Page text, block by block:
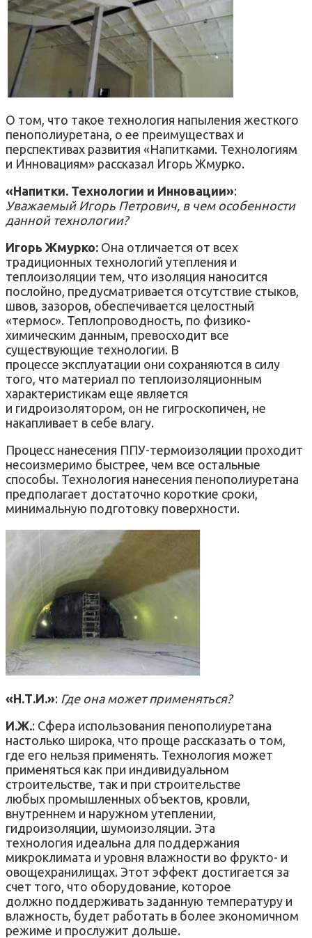
О том, что такое технология напыления жесткого
пенополиуретана, о ее преимуществах и
перспективах развития «Напитками. Технологиям
и Инновациям» рассказал Игорь Жмурко.
«Напитки. Технологии и Инновации»:
Уважаемый Игорь Петрович, в чем особенности
данной технологии?
Игорь Жмурко: Она отличается от всех
традиционных технологий утепления и
теплоизоляции тем, что изоляция наносится
послойно, предусматривается отсутствие стыков,
швов, зазоров, обеспечивается целостный
«термос». Теплопроводность, по физико-
химическим данным, превосходит все
существующие технологии. В
процессе эксплуатации они сохраняются в силу
того, что материал по теплоизоляционным
характеристикам еще является
и гидроизолятором, он не гигроскопичен, не
накапливает в себе влагу.
Процесс нанесения ППУ-термоизоляции проходит
несоизмеримо быстрее, чем все остальные
способы. Технология нанесения пенополиуретана
предполагает достаточно короткие сроки,
минимальную подготовку поверхности.
«Н.Т.И.»: Где она может применяться?
И.Ж.: Сфера использования пенополиуретана
настолько широка, что проще рассказать о том,
где его нельзя применять. Технология может
применяться как при индивидуальном
строительстве, так и при строительстве
любых промышленных объектов, кровли,
внутреннем и наружном утеплении,
гидроизоляции, шумоизоляции. Эта
технология идеальна для поддержания
микроклимата и уровня влажности во фрукто- и
овощехранилищах. Этот эффект достигается за
счет того, что оборудование, которое
должно поддерживать заданную температуру и
влажность, будет работать в более экономичном
режиме и прослужит дольше.